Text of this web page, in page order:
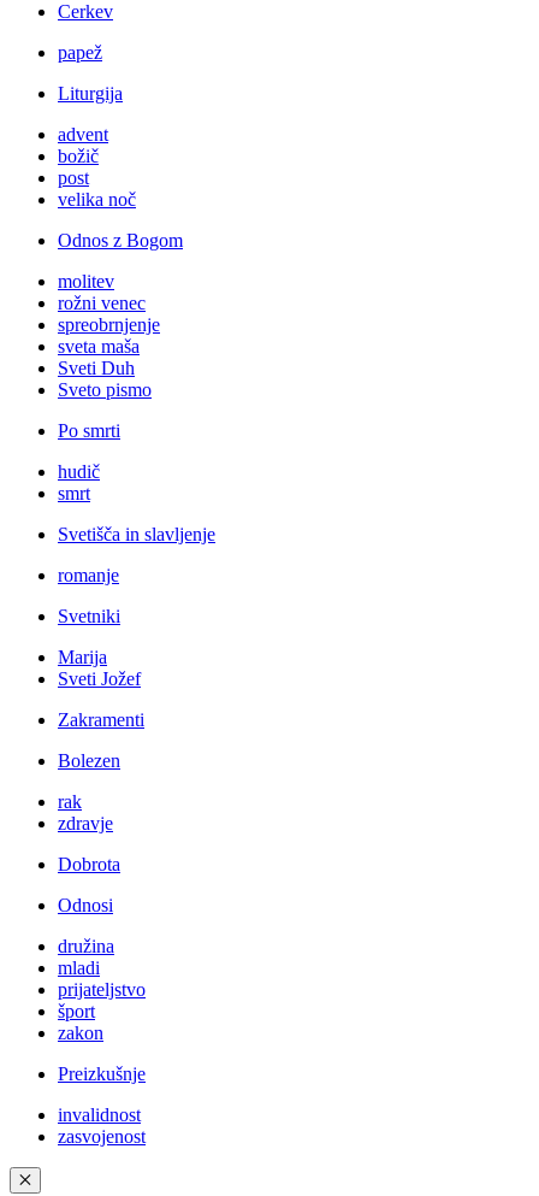
Cerkev
papež
Liturgija
advent
božič
post
velika noč
Odnos z Bogom
molitev
rožni venec
spreobrnjenje
sveta maša
Sveti Duh
Sveto pismo
Po smrti
hudič
smrt
Svetišča in slavljenje
romanje
Svetniki
Marija
Sveti Jožef
Zakramenti
Bolezen
rak
zdravje
Dobrota
Odnosi
družina
mladi
prijateljstvo
šport
zakon
Preizkušnje
invalidnost
zasvojenost
✕